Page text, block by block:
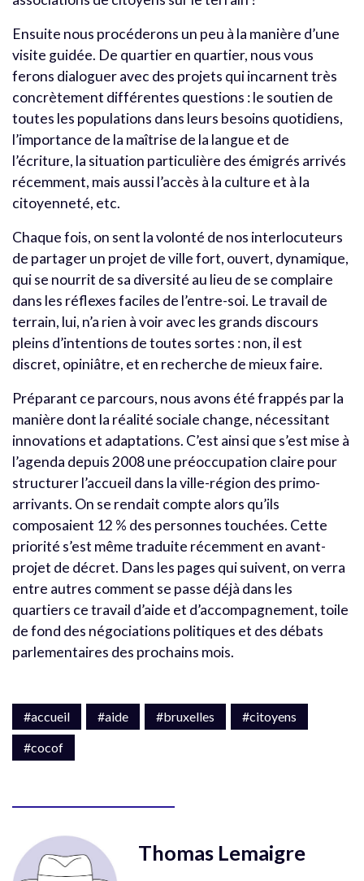
Ensuite nous procéderons un peu à la manière d’une
visite guidée. De quartier en quartier, nous vous
ferons dialoguer avec des projets qui incarnent très
concrètement différentes questions : le soutien de
toutes les populations dans leurs besoins quotidiens,
l’importance de la maîtrise de la langue et de
l’écriture, la situation particulière des émigrés arrivés
récemment, mais aussi l’accès à la culture et à la
citoyenneté, etc.
Chaque fois, on sent la volonté de nos interlocuteurs
de partager un projet de ville fort, ouvert, dynamique,
qui se nourrit de sa diversité au lieu de se complaire
dans les réflexes faciles de l’entre-soi. Le travail de
terrain, lui, n’a rien à voir avec les grands discours
pleins d’intentions de toutes sortes : non, il est
discret, opiniâtre, et en recherche de mieux faire.
Préparant ce parcours, nous avons été frappés par la
manière dont la réalité sociale change, nécessitant
innovations et adaptations. C’est ainsi que s’est mise à
l’agenda depuis 2008 une préoccupation claire pour
structurer l’accueil dans la ville-région des primo-
arrivants. On se rendait compte alors qu’ils
composaient 12 % des personnes touchées. Cette
priorité s’est même traduite récemment en avant-
projet de décret. Dans les pages qui suivent, on verra
entre autres comment se passe déjà dans les
quartiers ce travail d’aide et d’accompagnement, toile
de fond des négociations politiques et des débats
parlementaires des prochains mois.
#accueil #aide #bruxelles
#citoyens
#cocof
Thomas Lemaigre